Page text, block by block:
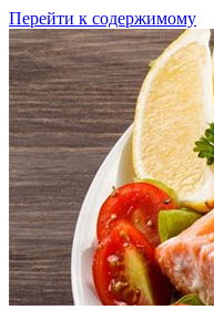
Перейти к содержимому